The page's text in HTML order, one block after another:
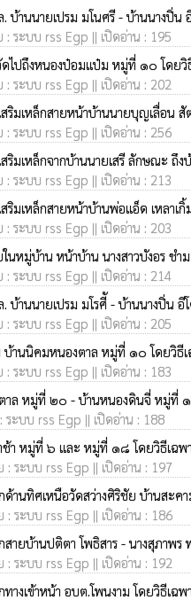
. บ้านนายเปรม มโนศรี - บ้านนาง
ระบบ rss Egp || เปิดอ่าน : 195
ดไปถึงหนองป๋อมแป๋ม หมู่ที่ ๑๐ โดยวิ
ระบบ rss Egp || เปิดอ่าน : 202
สริมเหล็กสายหน้าบ้านนายบุญเลื่อน
ระบบ rss Egp || เปิดอ่าน : 256
สริมเหล็กจากบ้านนายเสรี ลักษณะ
ระบบ rss Egp || เปิดอ่าน : 213
สริมเหล็กสายหน้าบ้านพ่อแอ็ด เหลา
ระบบ rss Egp || เปิดอ่าน : 203
ในหมู่บ้าน หน้าบ้าน นางสาวบังอร
ระบบ rss Egp || เปิดอ่าน : 214
. บ้านนายเปรม มโรศีั - บ้านนางปิ่น
ระบบ rss Egp || เปิดอ่าน : 205
บ้านนิคมหนองตาล หมู่ที่ ๑๐ โดยวิธีเ
ระบบ rss Egp || เปิดอ่าน : 183
าล หมู่ที่ ๒๐ - บ้านหนองดินจี่ หมู่ที่ ๑
ะบบ rss Egp || เปิดอ่าน : 188
ช้า หมู่ที่ ๖ และ หมู่ที่ ๑๘ โดยวิธีเฉพา
ระบบ rss Egp || เปิดอ่าน : 197
ด้านทิศเหนือวัดสว่างศิริชัย บ้านสะค
: ระบบ rss Egp || เปิดอ่าน : 186
สายบ้านปติตา โพธิสาร - นางสุภาพ
ระบบ rss Egp || เปิดอ่าน : 192
างเข้าหน้า อบต.โพนงาม โดยวิธีเฉพ